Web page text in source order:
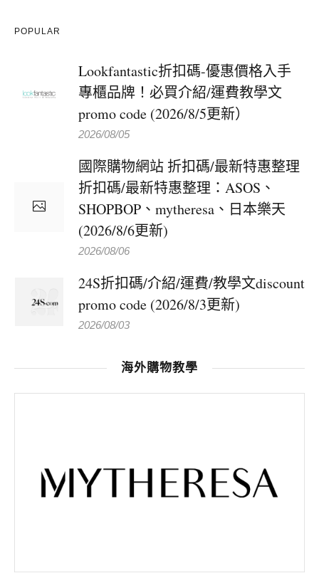
POPULAR
Lookfantastic折扣碼-優惠價格入手
專櫃品牌！必買介紹/運費教學文
promo code (2026/8/5更新）
2026/08/05
國際購物網站 折扣碼/最新特惠整理
折扣碼/最新特惠整理：ASOS、
SHOPBOP、mytheresa、日本樂天
(2026/8/6更新)
2026/08/06
24S折扣碼/介紹/運費/教學文discount
promo code (2026/8/3更新)
2026/08/03
海外購物教學